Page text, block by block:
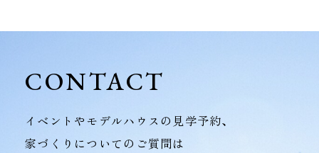
CONTACT
イベントやモデルハウスの見学予約、
家づくりについてのご質問は